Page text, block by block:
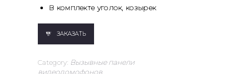
В комплекте уголок, козырек
ЗАКАЗАТЬ
Category: Вызывные панели
видеодомофонов